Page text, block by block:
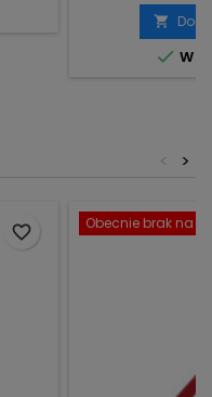

 W
>
<
favorite_border Obecnie brak na